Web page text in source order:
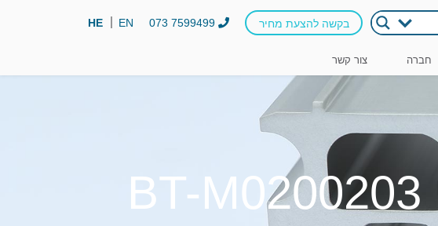
בקשה להצעת מחיר 073 7599499
EN
HE
צור קשר חברה